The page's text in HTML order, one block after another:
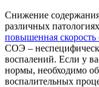
Снижение
различных
повышенная скорость
СОЭ –
воспалений. Если у
нормы, необходимо
воспалительных